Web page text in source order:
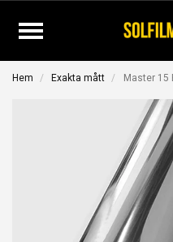
Hem Exakta mått Master 15